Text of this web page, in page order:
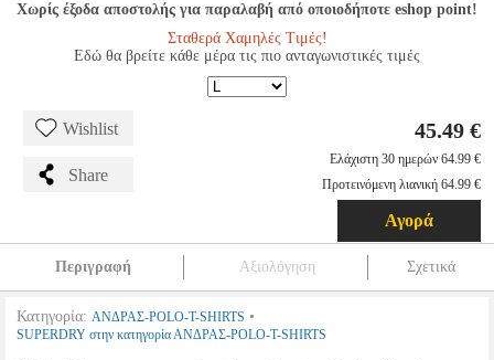
Χωρίς έξοδα αποστολής για παραλαβή από οποιοδήποτε eshop point!
Σταθερά Χαμηλές Τιμές!
Εδώ θα βρείτε κάθε μέρα τις πιο ανταγωνιστικές τιμές
Wishlist
Share
45.49 €
Ελάχιστη 30 ημερών 64.99 €
Προτεινόμενη λιανική 64.99 €
Αγορά
Περιγραφή Αξιολόγηση Σχετικά
Κατηγορία: ΑΝΔΡΑΣ-POLO-T-SHIRTS •
SUPERDRY στην κατηγορία ΑΝΔΡΑΣ-POLO-T-SHIRTS